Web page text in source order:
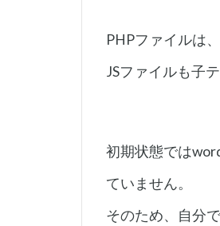
PHPファイルは
JSファイルも子
初期状態では
ていません。
そのため、自分